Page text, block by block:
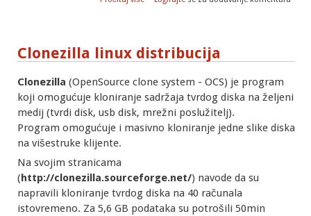
Clonezilla linux distribucija
Clonezilla (OpenSource clone system - OCS) je program
koji omogućuje kloniranje sadržaja tvrdog diska na željeni
medij (tvrdi disk, usb disk, mrežni poslužitelj).
Program omogućuje i masivno kloniranje jedne slike diska
na višestruke klijente.
Na svojim stranicama
( http://clonezilla.sourceforge.net/) navode da su
napravili kloniranje tvrdog diska na 40 računala
istovremeno. Za 5,6 GB podataka su potrošili 50min